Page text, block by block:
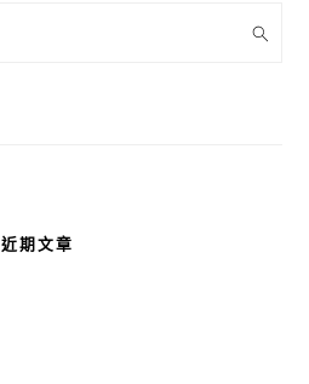
近期文章